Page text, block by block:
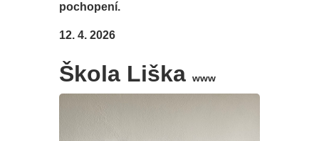
pochopení.
12. 4. 2026
Škola Liškawww